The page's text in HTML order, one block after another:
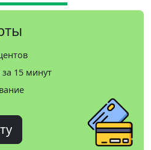
15 минут